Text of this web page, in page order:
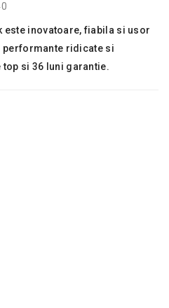
este inovatoare, fiabila si usor
performante ridicate si
si 36 luni garantie.